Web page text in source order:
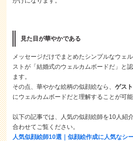
見た目が華やかである
メッセージだけでまとめたシンプルなウェ
ストが「結婚式のウェルカムボードだ」と
ます。
その点、華やかな絵柄の似顔絵なら、ゲス
にウェルカムボードだと理解することが可能
以下の記事では、人気の似顔絵師を10人紹
合わせてご覧ください。
人気似顔絵師10選｜似顔絵作成に人気なシ